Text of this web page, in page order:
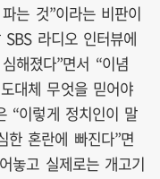
는 것”이라는 비판이
라디오 인터뷰에
해졌다”면서 “이념
대체 무엇을 믿어야
“이렇게 정치인이 말
혼란에 빠진다”면
놓고 실제로는 개고기